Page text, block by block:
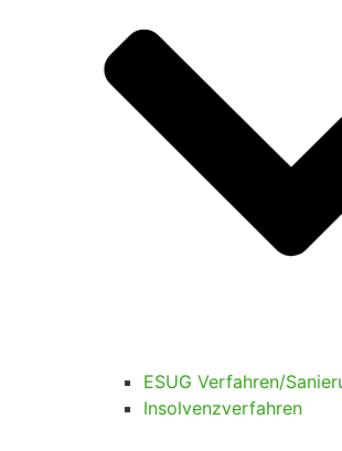
ESUG Verfahren/
Insolvenzverfahren